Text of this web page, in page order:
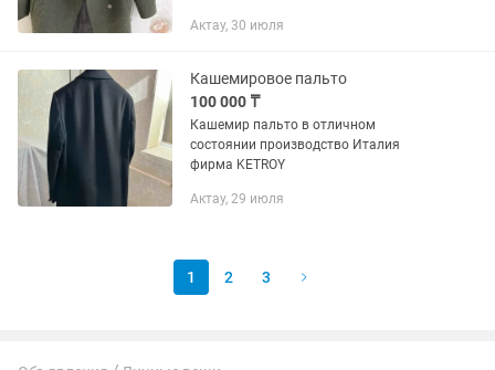
Актау, 30 июля
Кашемировое пальто
100 000 ₸
Кашемир пальто в отличном
состоянии производство Италия
фирма KETROY
Актау, 29 июля
1 2 3